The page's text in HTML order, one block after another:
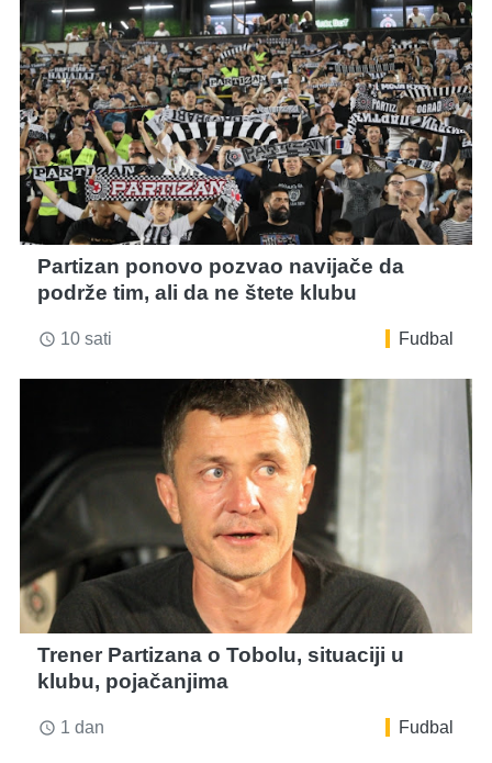
Partizan ponovo pozvao navijače da
podrže tim, ali da ne štete klubu
access_time 10 sati Fudbal
Trener Partizana o Tobolu, situaciji u
klubu, pojačanjima
access_time 1 dan Fudbal